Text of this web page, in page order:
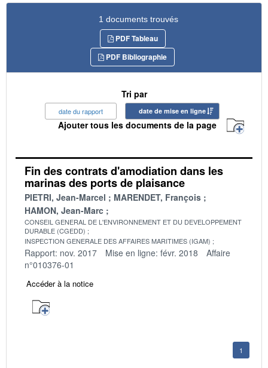
1 documents trouvés
PDF Tableau
PDF Bibliographie
Tri par
date du rapport date de mise en ligne
Ajouter tous les documents de la page
Fin des contrats d'amodiation dans les
marinas des ports de plaisance
PIETRI, Jean-Marcel
MARENDET, François
HAMON, Jean-Marc
CONSEIL GENERAL DE L'ENVIRONNEMENT ET DU DEVELOPPEMENT
DURABLE (CGEDD)
INSPECTION GENERALE DES AFFAIRES MARITIMES (IGAM)
Rapport: nov. 2017 Mise en ligne: févr. 2018
Affaire
n°010376-01
Accéder à la notice
1